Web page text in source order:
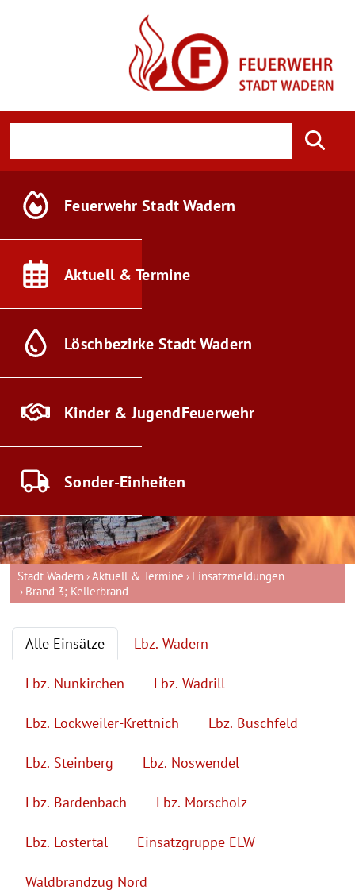
Feuerwehr Stadt Wadern
Aktuell & Termine
Löschbezirke Stadt Wadern
Kinder & JugendFeuerwehr
Sonder-Einheiten
Stadt Wadern Aktuell & Termine
Einsatzmeldungen
Brand 3; Kellerbrand
Alle Einsätze Lbz. Wadern
Lbz. Nunkirchen Lbz. Wadrill
Lbz. Lockweiler-Krettnich Lbz. Büschfeld
Lbz. Steinberg Lbz. Noswendel
Lbz. Bardenbach Lbz. Morscholz
Lbz. Löstertal Einsatzgruppe ELW
Waldbrandzug Nord